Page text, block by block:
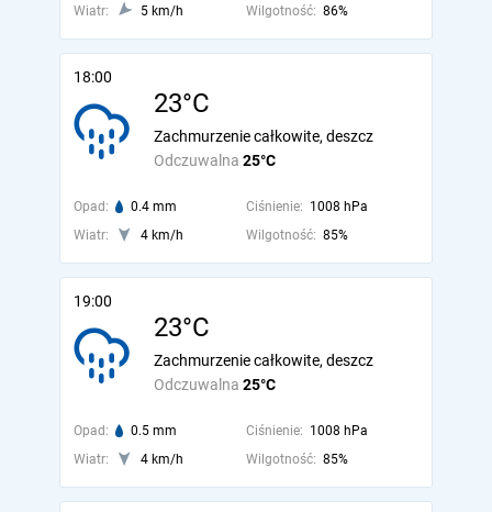
Wiatr:
5 km/h Wilgotność: 86%
18:00
23°C
Odczuwalna 25°C
Zachmurzenie całkowite, deszcz
Opad: 0.4 mm Ciśnienie: 1008 hPa
Wiatr:
4 km/h Wilgotność: 85%
19:00
23°C
Odczuwalna 25°C
Zachmurzenie całkowite, deszcz
Opad: 0.5 mm Ciśnienie: 1008 hPa
Wiatr:
4 km/h Wilgotność: 85%